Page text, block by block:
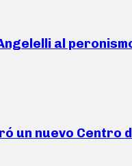
al
un nuevo Centro